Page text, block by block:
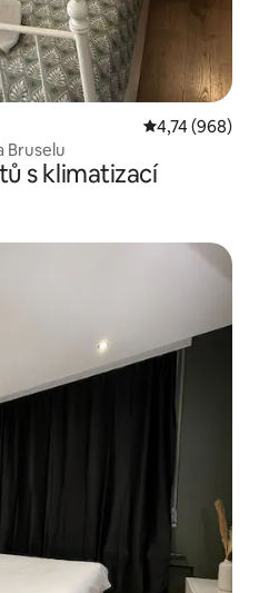
Průměrné
4,74 (968)
Bruselu
s klimatizací